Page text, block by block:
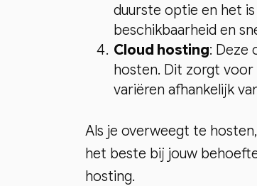
duurste optie en het
beschikbaarheid en
Cloud hosting: Deze
hosten. Dit zorgt voor
variëren afhankelijk
Als je overweegt te
het beste bij jouw
hosting.